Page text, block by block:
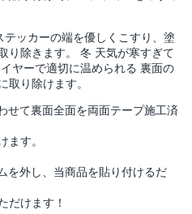
ッカーの端を優しくこすり、塗
り除きます。 冬 天気が寒すぎて
ヤーで適切に温められる 裏面の
取り除けます。
せて裏面全面を両面テープ施工済
ます。
を外し、当商品を貼り付けるだ
だけます！